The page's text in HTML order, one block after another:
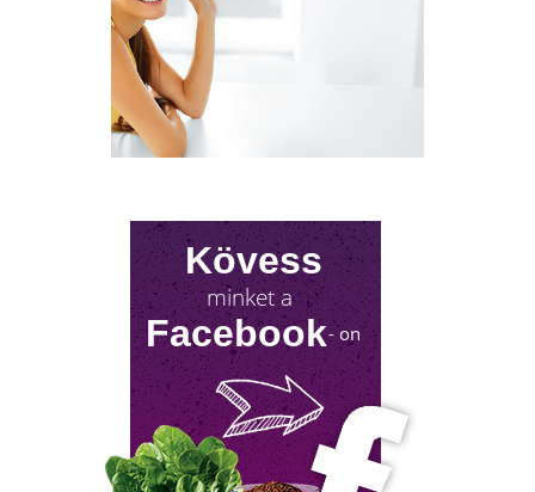
NYIROKRENDSZER KISOKOS
Kövess
minket a
Facebook- on